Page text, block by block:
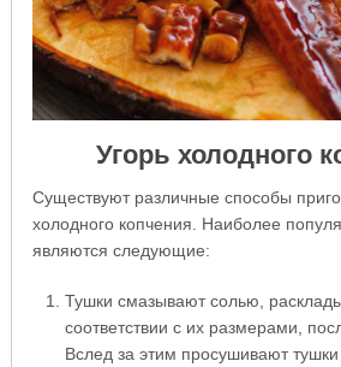
Угорь холодного
Существуют различные способы
холодного копчения. Наиболее
являются следующие:
Тушки смазывают солью,
соответствии с их размерами,
Вслед за этим просушивают